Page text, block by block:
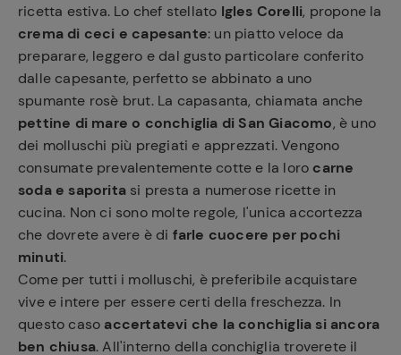
ricetta estiva. Lo chef stellato Igles Corelli, propone la
crema di ceci e capesante: un piatto veloce da
preparare, leggero e dal gusto particolare conferito
dalle capesante, perfetto se abbinato a uno
spumante rosè brut. La capasanta, chiamata anche
pettine di mare o conchiglia di San Giacomo, è uno
dei molluschi più pregiati e apprezzati. Vengono
consumate prevalentemente cotte e la loro carne
soda e saporita si presta a numerose ricette in
cucina. Non ci sono molte regole, l'unica accortezza
che dovrete avere è di farle cuocere per pochi
minuti.
Come per tutti i molluschi, è preferibile acquistare
vive e intere per essere certi della freschezza. In
questo caso accertatevi che la conchiglia si ancora
ben chiusa. All'interno della conchiglia troverete il